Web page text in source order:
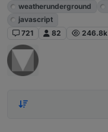
weatherunderground
javascript
721
82 246.8k